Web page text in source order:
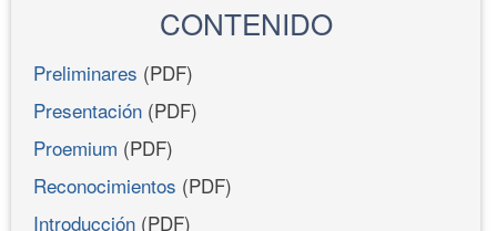
CONTENIDO
Preliminares (PDF)
Presentación (PDF)
Proemium (PDF)
Reconocimientos (PDF)
Introducción (PDF)